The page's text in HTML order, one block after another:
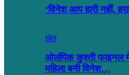
‘विनेश आप हारी नहीं,
खेल
ओलंपिक कुश्ती फाइनल में
महिला बनी विनेश…